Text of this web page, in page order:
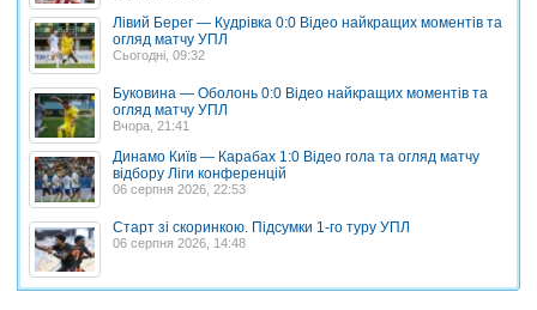
Лівий Берег — Кудрівка 0:0 Відео найкращих моментів та
огляд матчу УПЛ
Сьогодні, 09:32
Буковина — Оболонь 0:0 Відео найкращих моментів та
огляд матчу УПЛ
Вчора, 21:41
Динамо Київ — Карабах 1:0 Відео гола та огляд матчу
відбору Ліги конференцій
06 серпня 2026, 22:53
Старт зі скоринкою. Підсумки 1-го туру УПЛ
06 серпня 2026, 14:48